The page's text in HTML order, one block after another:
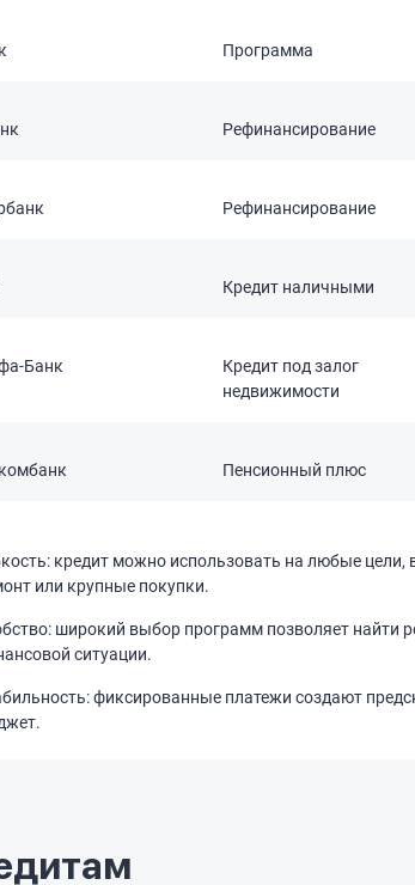
Программа
Рефинансирование
Рефинансирование
Кредит наличными
Банк
Кредит под залог
недвижимости
Пенсионный плюс
кредит можно использовать на любые цели,
или крупные покупки.
широкий выбор программ позволяет найти
ситуации.
фиксированные платежи создают